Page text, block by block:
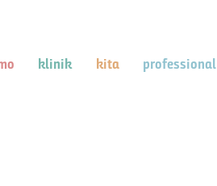
klinik kita professional